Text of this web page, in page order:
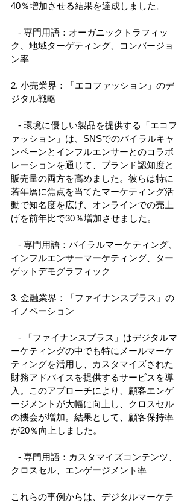
40％増加させる結果を達成しました。
- 専門用語：オーガニックトラフィッ
ク、地域ターゲティング、コンバージョ
ン率
2. 小売業界：「エコファッション」のデ
ジタル戦略
- 環境に優しい製品を提供する「エコフ
ァッション」は、SNSでのバイラルキャ
ンペーンとインフルエンサーとのコラボ
レーションを通じて、ブランド認知度と
販売量の両方を高めました。彼らは特に
若年層に焦点を当てたマーケティング活
動で知名度を広げ、オンラインでの売上
げを前年比で30％増加させました。
- 専門用語：バイラルマーケティング、
インフルエンサーマーケティング、ター
ゲットデモグラフィック
3. 金融業界：「ファイナンスプラス」の
イノベーション
- 「ファイナンスプラス」はデジタルマ
ーケティングの中でも特にメールマーケ
ティングを活用し、カスタマイズされた
財務アドバイスを提供するサービスを導
入。このアプローチにより、顧客エンゲ
ージメントが大幅に向上し、クロスセル
の機会が増加。結果として、顧客保持率
が20％向上しました。
- 専門用語：カスタマイズコンテンツ、
クロスセル、エンゲージメント率
これらの事例からは、デジタルマーケテ